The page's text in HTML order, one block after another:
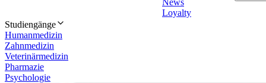
News
Loyalty
Studiengänge
Humanmedizin
Zahnmedizin
Veterinärmedizin
Pharmazie
Psychologie